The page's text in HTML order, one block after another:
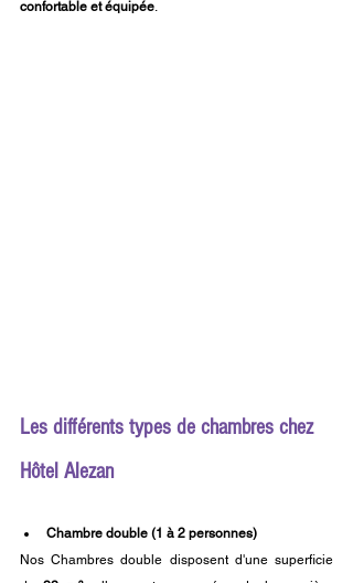
confortable et équipée.
Les différents types de chambres chez
Hôtel Alezan
Chambre double (1 à 2 personnes)
Nos Chambres double disposent d'une superficie